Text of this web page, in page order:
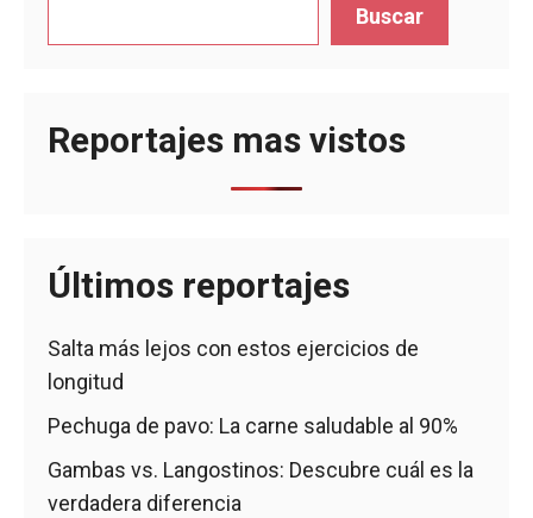
Buscar
Reportajes mas vistos
Últimos reportajes
Salta más lejos con estos ejercicios de
longitud
Pechuga de pavo: La carne saludable al 90%
Gambas vs. Langostinos: Descubre cuál es la
verdadera diferencia